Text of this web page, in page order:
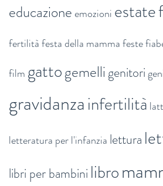
educazioneemozioni estate
fertilitàfesta della mammafeste
film gattogemelligenitori
gravidanzainfertilità
letteratura per l'infanzia lettura
libri per bambini libro